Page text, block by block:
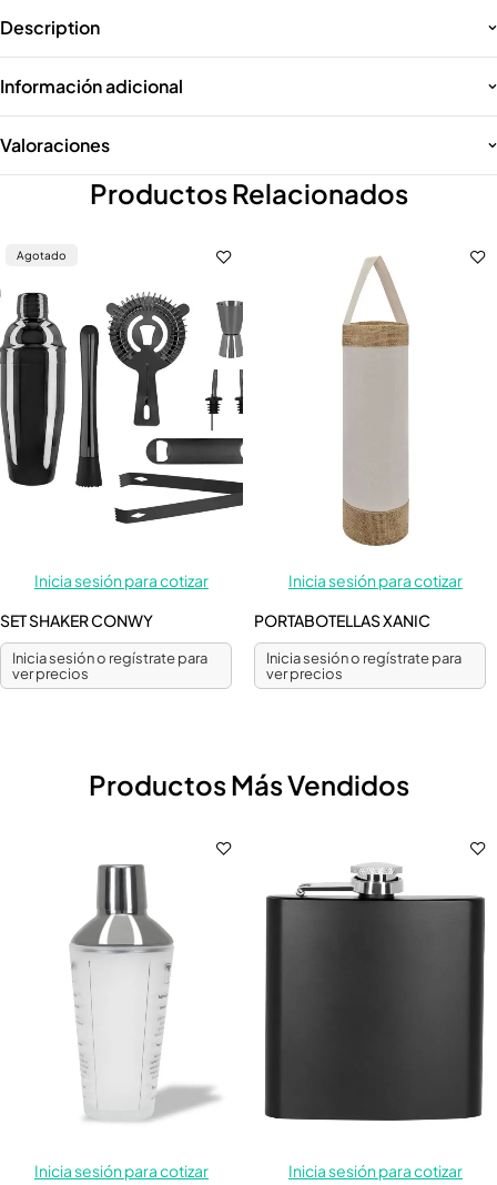
Description
Información adicional
Valoraciones
Productos Relacionados
Agotado
Inicia sesión para cotizar
SET SHAKER CONWY
Inicia sesión o regístrate para
ver precios
Inicia sesión para cotizar
PORTABOTELLAS XANIC
Inicia sesión o regístrate para
ver precios
Productos Más Vendidos
Inicia sesión para cotizar
Inicia sesión para cotizar